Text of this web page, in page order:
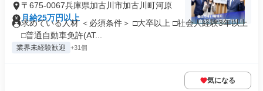
〒675-0067兵庫県加古川市加古川町河原
月給25万円以上
求めている人材 ＜必須条件＞ □大卒以上 □社会人経験3年以上
□普通自動車免許(AT...
業界未経験歓迎 +31個
気になる